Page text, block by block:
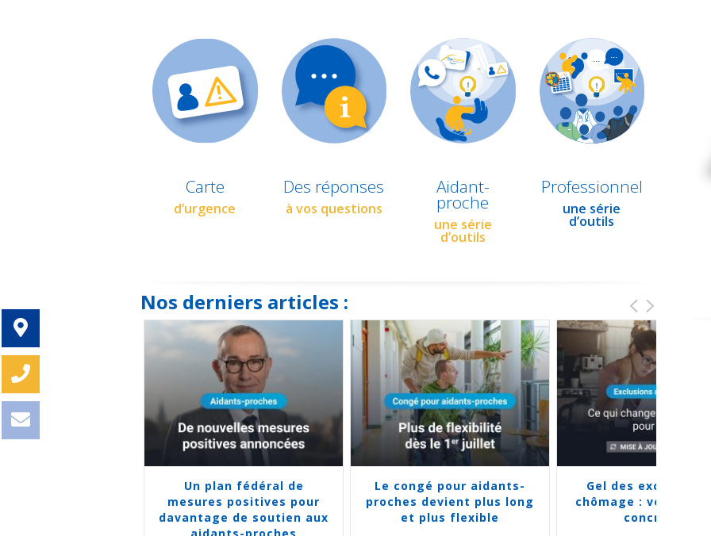
Carte
d’urgence
Des réponses
à vos questions
Aidant-
proche
une série
d’outils
Professionnel
une série
d’outils
Nos derniers articles :
mesures positives pour
davantage de soutien aux
Le congé pour aidants-
proches devient plus long
et plus flexible
Gel des exclusions du
chômage : voici les infos
concrètes
Triste
Chambre